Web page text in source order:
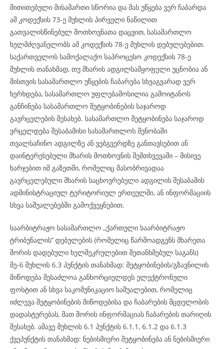
მითითებული მისამართი სწორია და მას უწყება ვერ ჩაბარდა
ამ კოდექსის 73-ე მუხლის პირველი ნაწილით
გათვალისწინებულ მოთხოვნათა დაცვით, სასამართლო
ხელმძღვანელობს ამ კოდექსის 78-ე მუხლის დებულებებით.
საქართველოს სამოქალაქო საპროცესო კოდექსის 78-ე
მუხლის თანახმად, თუ მხარის ადგილსამყოფელი უცნობია ან
მისთვის სასამართლო უწყების ჩაბარება სხვაგვარად ვერ
ხერხდება, სასამართლო უფლებამოსილია გამოიტანოს
განჩინება სასამართლო შეტყობინების საჯაროდ
გავრცელების შესახებ. სასამართლო შეტყობინება საჯაროდ
ვრცელდება შესაბამისი სასამართლოს შენობაში
თვალსაჩინო ადგილზე ან ვებგვერდზე განთავსებით ან
დაინტერესებული მხარის მოთხოვნის შემთხვევაში – მისივე
ხარჯებით იმ გაზეთში, რომელიც მასობრივადაა
გავრცელებული მხარის საცხოვრებელი ადგილის შესაბამის
ადმინისტრაციულ ტერიტორიულ ერთეულში, ან ინფორმაციის
სხვა საშუალებებში გამოქვეყნებით.
საარბიტრაჟო სასამართლო ,,ქართული საარბიტრაჟო
ტრიბუნალის’’ დებულების (რომელიც წარმოადგენს მხარეთა
შორის დადებული ხელშეკრულებით შეთანხმებულ საგანს)
მე-6 მუხლის 6.3 პუნქტის თანახმად: შეტყობინების/გზავნილის
მიწოდება შესაძლოა განხორციელდეს ელექტრონული
ფოსტით ან სხვა საკომუნიკაციო საშუალებით, რომელიც
იძლევა შეტყობინების მიწოდებისა და ჩაბარების მცდელობის
დადასტურებას, მათ შორის ინფორმაციას ჩაბარების თარიღის
შესახებ. ამავე მუხლის 6.1 პუნქტის 6.1.1, 6.1.2 და 6.1.3
ქვეპუნქტის თანახმად: ნებისმიერი შეტყობინება ან ნებისმიერი